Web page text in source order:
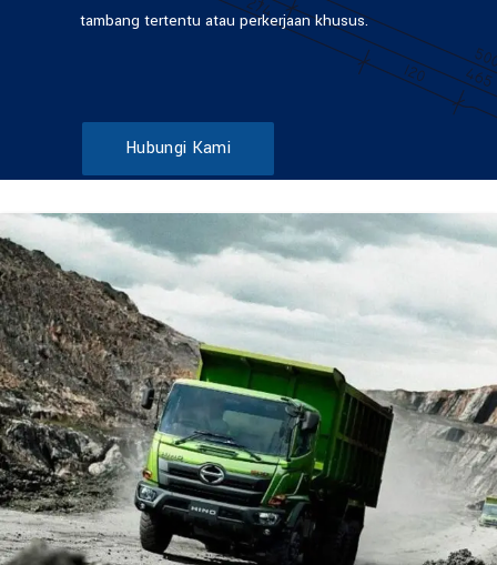
tambang tertentu atau perkerjaan khusus.
Hubungi Kami
DUMP TRUCK TOOLS
HINO FM 285 JD – Euro2
Find Out More